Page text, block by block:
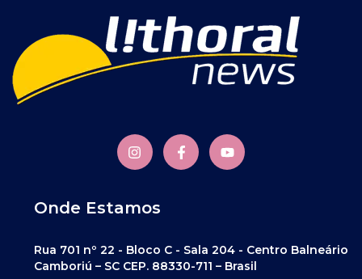
Onde Estamos
Rua 701 nº 22 - Bloco C - Sala 204 - Centro Balneário
Camboriú – SC CEP. 88330-711 – Brasil